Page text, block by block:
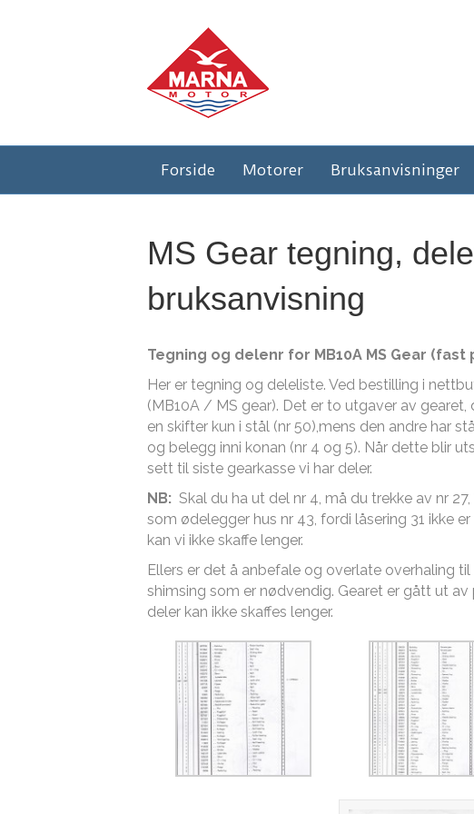
Forside Motorer Bruksanvisninger
MS Gear tegning,
bruksanvisning
Tegning og delenr for MB10A MS Gear (fast
Her er tegning og deleliste. Ved bestilling i
(MB10A / MS gear). Det er to utgaver av
en skifter kun i stål (nr 50),mens den andre har
og belegg inni konan (nr 4 og 5). Når dette blir
sett til siste gearkasse vi har deler.
NB: Skal du ha ut del nr 4, må du trekke av nr
som ødelegger hus nr 43, fordi låsering 31 ikke
kan vi ikke skaffe lenger.
Ellers er det å anbefale og overlate overhaling
shimsing som er nødvendig. Gearet er gått ut
deler kan ikke skaffes lenger.